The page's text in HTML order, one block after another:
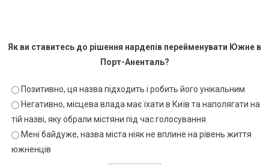
Як ви ставитесь до рішення нардепів перейменувати Южне в
Порт-Аненталь?
Позитивно, ця назва підходить і робить його унікальним
Негативно, місцева влада має їхати в Київ та наполягати на
тій назві, яку обрали містяни під час голосування
Мені байдуже, назва міста ніяк не вплине на рівень життя
южненців